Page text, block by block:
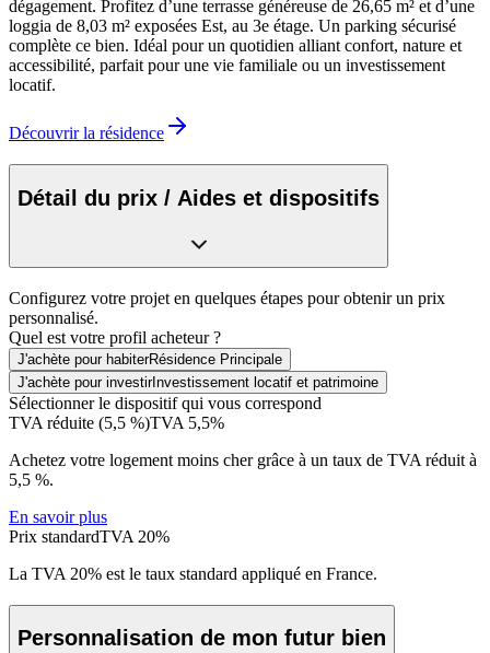
dégagement. Profitez d’une terrasse généreuse de 26,65 m² et d’une
loggia de 8,03 m² exposées Est, au 3e étage. Un parking sécurisé
complète ce bien. Idéal pour un quotidien alliant confort, nature et
accessibilité, parfait pour une vie familiale ou un investissement
locatif.
Découvrir la résidence
Détail du prix / Aides et dispositifs
Configurez votre projet en quelques étapes pour obtenir un prix
personnalisé.
Quel est votre profil acheteur ?
J'achète pour habiterRésidence Principale
J'achète pour investirInvestissement locatif et patrimoine
Sélectionner le dispositif qui vous correspond
TVA réduite (5,5 %)TVA 5,5%
Achetez votre logement moins cher grâce à un taux de TVA réduit à
5,5 %.
En savoir plus
Prix standardTVA 20%
La TVA 20% est le taux standard appliqué en France.
Personnalisation de mon futur bien